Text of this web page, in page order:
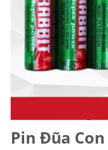
Pin Đũa